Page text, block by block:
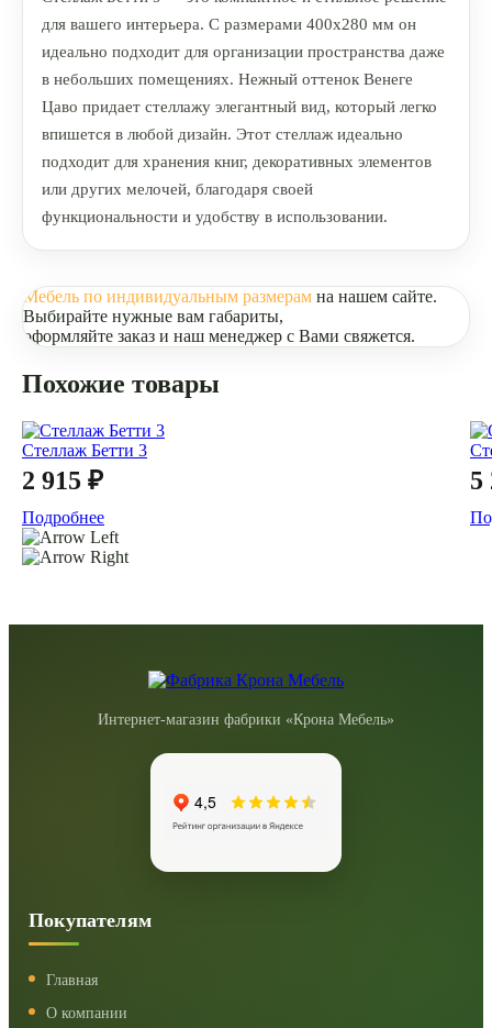
для вашего интерьера. С размерами 400x280 мм он
идеально подходит для организации пространства даже
в небольших помещениях. Нежный оттенок Венеге
Цаво придает стеллажу элегантный вид, который легко
впишется в любой дизайн. Этот стеллаж идеально
подходит для хранения книг, декоративных элементов
или других мелочей, благодаря своей
функциональности и удобству в использовании.
Мебель по индивидуальным размерам на нашем сайте.
Выбирайте нужные вам габариты,
оформляйте заказ и наш менеджер с Вами свяжется.
Похожие товары
Стеллаж Бетти 3
2 915 ₽
Подробнее
5
Интернет-магазин фабрики «Крона Мебель»
Покупателям
Главная
О компании